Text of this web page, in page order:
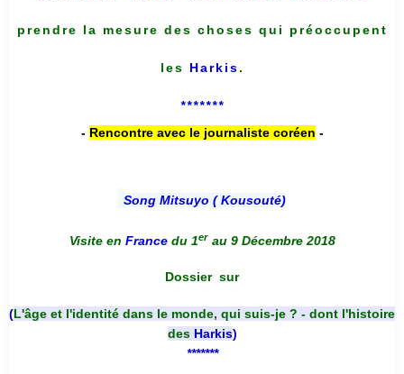
prendre la mesure des choses qui préoccupent
les Harkis.
*******
- Rencontre avec le journaliste coréen -
Song Mitsuyo ( Kousouté)
Visite en France du 1er au 9 Décembre 2018
Dossier sur
(L'âge et l'identité dans le monde, qui suis-je ? - dont l'histoire
des Harkis)
*******